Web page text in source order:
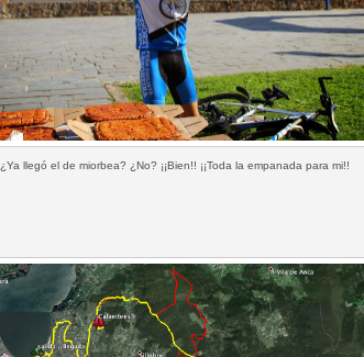
¿Ya llegó el de miorbea? ¿No? ¡¡Bien!! ¡¡Toda la empanada para mi!!